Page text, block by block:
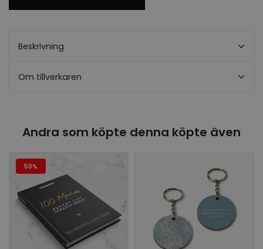
Beskrivning
Om tillverkaren
Andra som köpte denna köpte även
50%